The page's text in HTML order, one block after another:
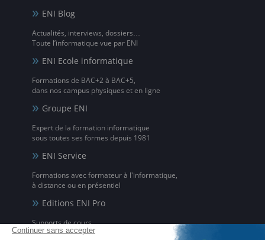
ENI Blog
Actualités, interviews, dossiers…
Toute l’informatique vue par ENI
ENI Ecole informatique
Formations de BAC+2 à BAC+5,
dans nos campus physiques et en ligne
Groupe ENI
Expert de la formation informatique
sous toutes ses formes depuis 1981
ENI Service
Formations avec formateur à l'informatique,
à distance ou en présentiel
Editions ENI Pro
Supports de cours
pour les organismes de formation